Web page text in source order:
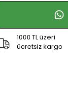
1000 TL üzeri
ücretsiz kargo